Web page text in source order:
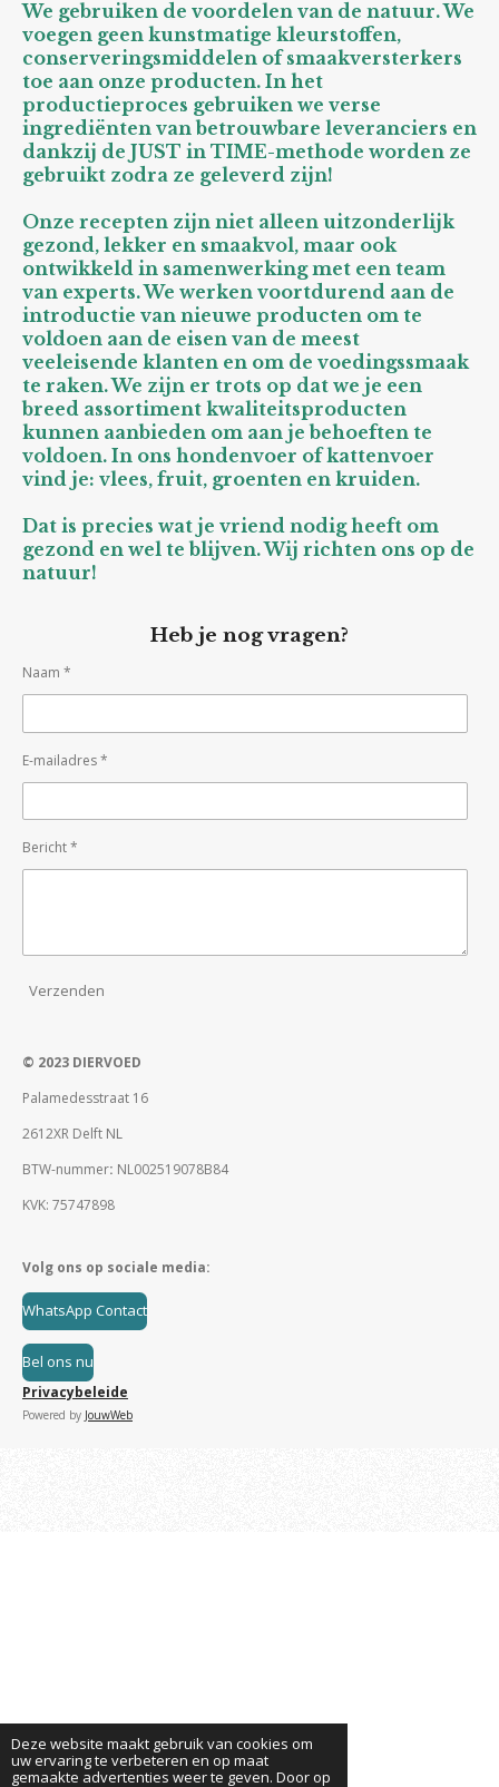
Deze website maakt gebruik van cookies om
uw ervaring te verbeteren en op maat
gemaakte advertenties weer te geven. Door op
We gebruiken de voordelen van de natuur. We
voegen geen kunstmatige kleurstoffen,
conserveringsmiddelen of smaakversterkers
toe aan onze producten. In het
productieproces gebruiken we verse
ingrediënten van betrouwbare leveranciers en
dankzij de JUST in TIME-methode worden ze
gebruikt zodra ze geleverd zijn!
Onze recepten zijn niet alleen uitzonderlijk
gezond, lekker en smaakvol, maar ook
ontwikkeld in samenwerking met een team
van experts. We werken voortdurend aan de
introductie van nieuwe producten om te
voldoen aan de eisen van de meest
veeleisende klanten en om de voedingssmaak
te raken. We zijn er trots op dat we je een
breed assortiment kwaliteitsproducten
kunnen aanbieden om aan je behoeften te
voldoen. In ons hondenvoer of kattenvoer
vind je: vlees, fruit, groenten en kruiden.
Dat is precies wat je vriend nodig heeft om
gezond en wel te blijven. Wij richten ons op de
natuur!
Heb je nog vragen?
Naam *
E-mailadres *
Bericht *
Verzenden
© 2023 DIERVOED
Palamedesstraat 16
2612XR Delft NL
BTW-nummer: NL002519078B84
KVK: 75747898
Volg ons op sociale media:
WhatsApp Contact
Bel ons nu
Privacybeleide
Powered by JouwWeb